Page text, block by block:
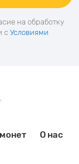
на обработку
с Условиями
О нас